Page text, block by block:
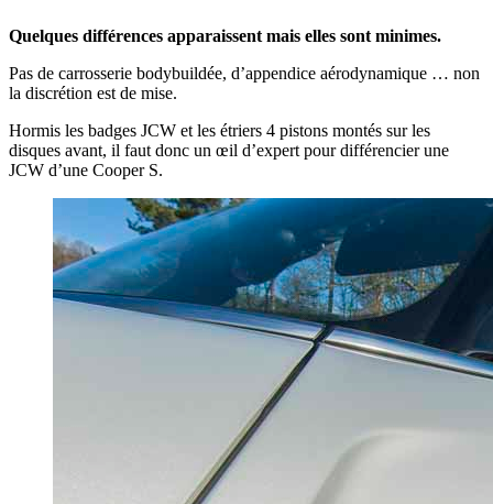
Quelques différences apparaissent mais elles sont minimes.
Pas de carrosserie bodybuildée, d’appendice aérodynamique … non
la discrétion est de mise.
Hormis les badges JCW et les étriers 4 pistons montés sur les
disques avant, il faut donc un œil d’expert pour différencier une
JCW d’une Cooper S.